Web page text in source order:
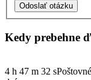
Odoslať otázku
Kedy prebehne
4 h 47 m 32 s